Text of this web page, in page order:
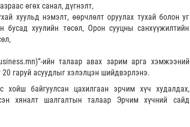
өгөх санал, дүгнэлт,
хуульд нэмэлт, өөрчлөлт оруулах тухай болон уг
бусад хуулийн төсөл, Орон сууцны санхүүжилтийн
ийн талаар авах зарим арга хэмжээний
20 гаруй асуудлыг хэлэлцэн шийдвэрлэнэ.
хойш байгуулсан цахилгаан эрчим хүч худалдах,
хяналт шалгалтын талаар Эрчим хүчний сайд